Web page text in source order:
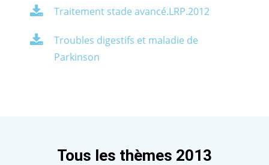
Traitement stade avancé.LRP.2012
Troubles digestifs et maladie de
Parkinson
Tous les thèmes 2013